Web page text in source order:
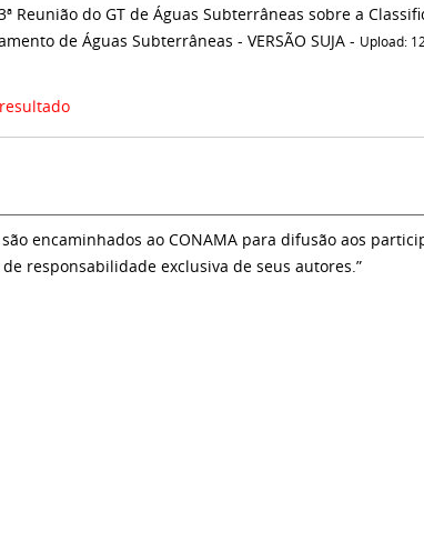
Reunião do GT de Águas Subterrâneas sobre a
de Águas Subterrâneas - VERSÃO SUJA - Upload:
encaminhados ao CONAMA para difusão aos
responsabilidade exclusiva de seus autores.”